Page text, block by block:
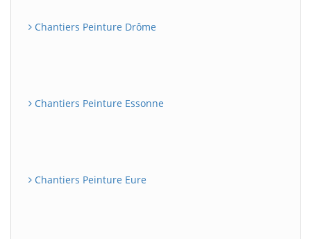
Chantiers Peinture Drôme
Chantiers Peinture Essonne
Chantiers Peinture Eure